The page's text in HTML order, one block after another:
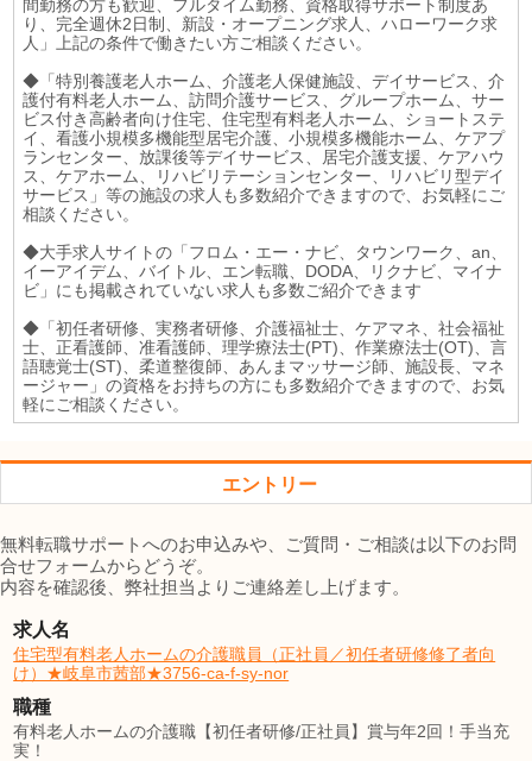
間勤務の方も歓迎、フルタイム勤務、資格取得サポート制度あ
り、完全週休2日制、新設・オープニング求人、ハローワーク求
人」上記の条件で働きたい方ご相談ください。
◆「特別養護老人ホーム、介護老人保健施設、デイサービス、介
護付有料老人ホーム、訪問介護サービス、グループホーム、サー
ビス付き高齢者向け住宅、住宅型有料老人ホーム、ショートステ
イ、看護小規模多機能型居宅介護、小規模多機能ホーム、ケアプ
ランセンター、放課後等デイサービス、居宅介護支援、ケアハウ
ス、ケアホーム、リハビリテーションセンター、リハビリ型デイ
サービス」等の施設の求人も多数紹介できますので、お気軽にご
相談ください。
◆大手求人サイトの「フロム・エー・ナビ、タウンワーク、an、
イーアイデム、バイトル、エン転職、DODA、リクナビ、マイナ
ビ」にも掲載されていない求人も多数ご紹介できます
◆「初任者研修、実務者研修、介護福祉士、ケアマネ、社会福祉
士、正看護師、准看護師、理学療法士(PT)、作業療法士(OT)、言
語聴覚士(ST)、柔道整復師、あんまマッサージ師、施設長、マネ
ージャー」の資格をお持ちの方にも多数紹介できますので、お気
軽にご相談ください。
エントリー
無料転職サポートへのお申込みや、ご質問・ご相談は以下のお問
合せフォームからどうぞ。
内容を確認後、弊社担当よりご連絡差し上げます。
求人名
住宅型有料老人ホームの介護職員（正社員／初任者研修修了者向
け）★岐阜市茜部★3756-ca-f-sy-nor
職種
有料老人ホームの介護職【初任者研修/正社員】賞与年2回！手当充
実！